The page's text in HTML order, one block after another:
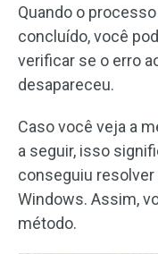
Quando o
concluído, você
verificar se o erro
desapareceu.
Caso você veja a
a seguir, isso
conseguiu
Windows. Assim,
método.